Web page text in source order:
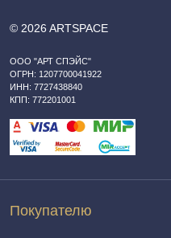
© 2026 ARTSPACE
ООО "АРТ СПЭЙС"
ОГРН: 1207700041922
ИНН: 7727438840
КПП: 772201001
Покупателю